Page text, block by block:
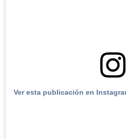
Ver esta publicación en